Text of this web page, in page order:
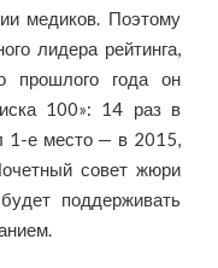
медиков. Поэтому
лидера рейтинга,
прошлого года он
100»: 14 раз в
1-е место — в 2015,
совет жюри
поддерживать